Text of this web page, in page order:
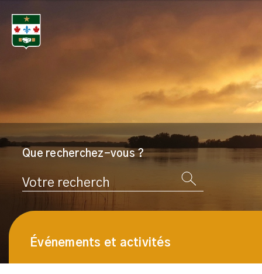
Que recherchez-vous ?
Rechercher
Événements et activités